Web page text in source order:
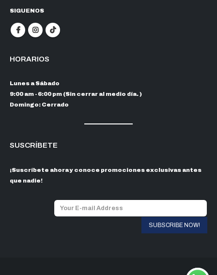
SIGUENOS
HORARIOS
Lunes a Sábado
9:00 am - 6:00 pm (Sin cerrar al medio día. )
Domingo: Cerrado
SUSCRÍBETE
¡Suscríbete ahora y conoce promociones exclusivas antes
que nadie!